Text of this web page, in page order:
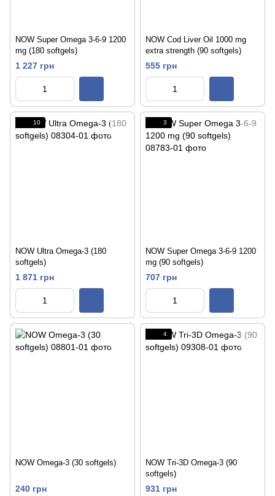
NOW Super Omega 3-6-9 1200
mg (180 softgels)
1 227 грн
NOW Cod Liver Oil 1000 mg
extra strength (90 softgels)
555 грн
10
NOW Ultra Omega-3 (180
softgels)
1 871 грн
3
NOW Super Omega 3-6-9 1200
mg (90 softgels)
707 грн
NOW Omega-3 (30 softgels)
240 грн
4
NOW Tri-3D Omega-3 (90
softgels)
931 грн